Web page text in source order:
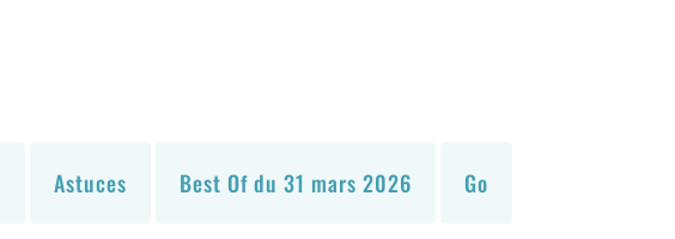
Astuces Best Of du 31 mars 2026 Go